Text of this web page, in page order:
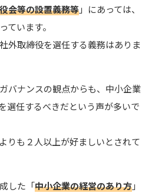
会等の設置義務等」にあっては、
ています。
外取締役を選任する義務はありま
バナンスの観点からも、中小企業
選任するべきだという声が多いで
りも２人以上が好ましいとされて
した「中小企業の経営のあり方」